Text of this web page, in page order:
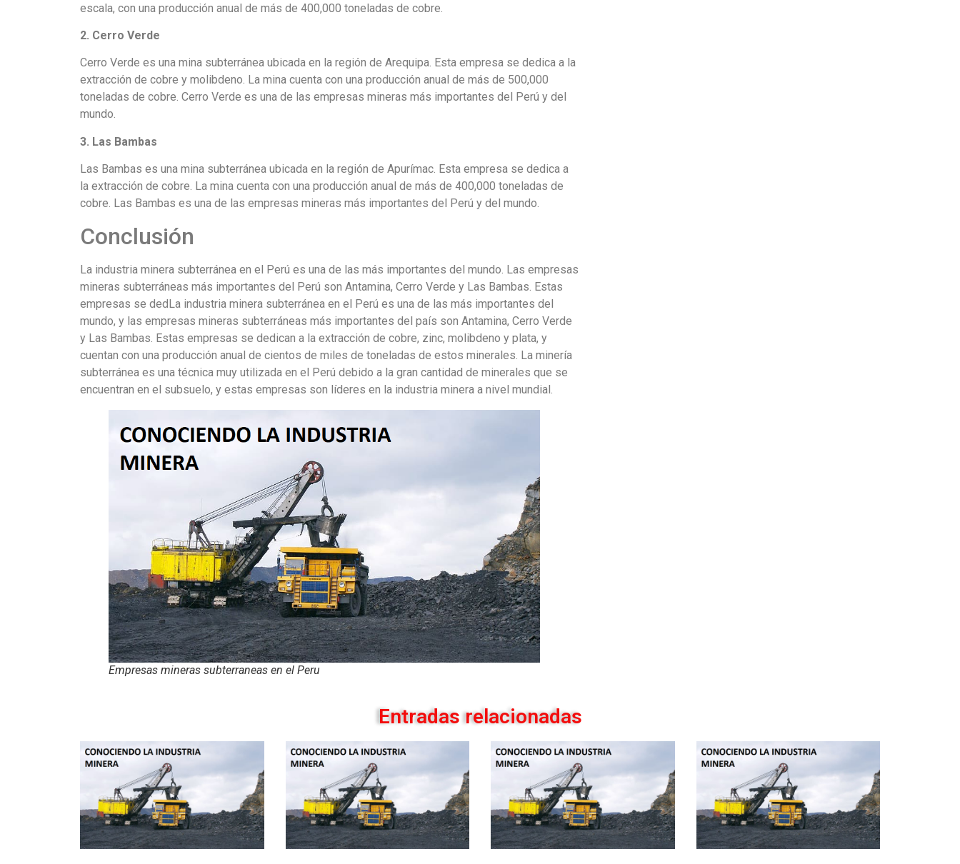
escala, con una producción anual de más de 400,000 toneladas de cobre.
2. Cerro Verde
Cerro Verde es una mina subterránea ubicada en la región de Arequipa. Esta empresa se dedica a la
extracción de cobre y molibdeno. La mina cuenta con una producción anual de más de 500,000
toneladas de cobre. Cerro Verde es una de las empresas mineras más importantes del Perú y del
mundo.
3. Las Bambas
Las Bambas es una mina subterránea ubicada en la región de Apurímac. Esta empresa se dedica a
la extracción de cobre. La mina cuenta con una producción anual de más de 400,000 toneladas de
cobre. Las Bambas es una de las empresas mineras más importantes del Perú y del mundo.
Conclusión
La industria minera subterránea en el Perú es una de las más importantes del mundo. Las empresas
mineras subterráneas más importantes del Perú son Antamina, Cerro Verde y Las Bambas. Estas
empresas se dedLa industria minera subterránea en el Perú es una de las más importantes del
mundo, y las empresas mineras subterráneas más importantes del país son Antamina, Cerro Verde
y Las Bambas. Estas empresas se dedican a la extracción de cobre, zinc, molibdeno y plata, y
cuentan con una producción anual de cientos de miles de toneladas de estos minerales. La minería
subterránea es una técnica muy utilizada en el Perú debido a la gran cantidad de minerales que se
encuentran en el subsuelo, y estas empresas son líderes en la industria minera a nivel mundial.
Empresas mineras subterraneas en el Peru
Entradas relacionadas